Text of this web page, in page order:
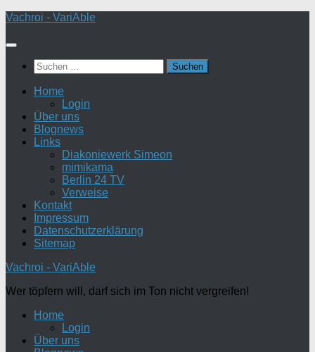
Zum
springen
Vachroi - VariAble
Suchen
nach:
Home
Login
Über uns
Blognews
Links
Diakoniewerk Simeon
mimikama
Berlin 24 TV
Verweise
Kontakt
Impressum
Datenschutzerklärung
Sitemap
Vachroi - VariAble
Wer töpfern will, darf sich im Ton nicht vergreifen!
Home
Login
Über uns